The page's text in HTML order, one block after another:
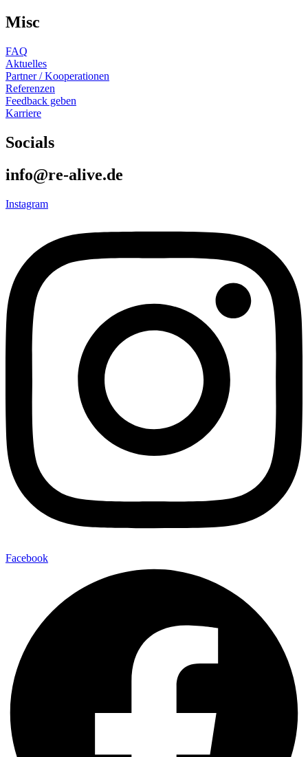
Misc
FAQ
Aktuelles
Partner / Kooperationen
Referenzen
Feedback geben
Karriere
Socials
info@re-alive.de
Instagram
Facebook